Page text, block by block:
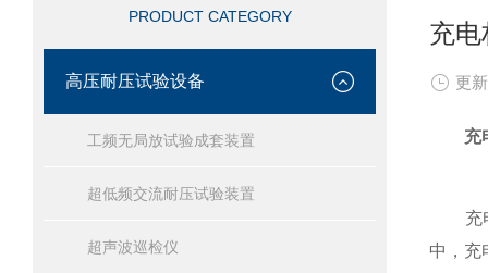
PRODUCT CATEGORY
高压耐压试验设备
工频无局放试验成套装置
超低频交流耐压试验装置
超声波巡检仪
充电
更
充
充电
中，充